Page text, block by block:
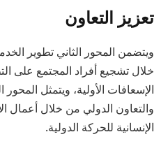
تعزيز التعاون
ويتضمن المحور الثاني تطوير
خلال تشجيع أفراد المجتمع على
الإسعافات الأولية، ويتمثل
والتعاون الدولي من خلال أعمال
الإنسانية للحركة الدولية.